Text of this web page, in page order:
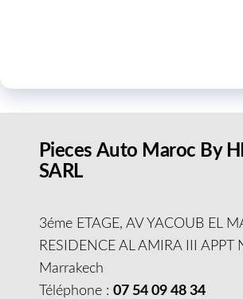
Pieces Auto Maroc By
SARL
3éme ETAGE, AV YACOUB EL
RESIDENCE AL AMIRA III APPT
Marrakech
Téléphone : 07 54 09 48 34